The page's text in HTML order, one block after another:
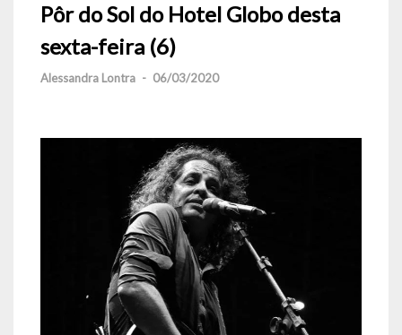
Pôr do Sol do Hotel Globo desta
sexta-feira (6)
Alessandra Lontra - 06/03/2020